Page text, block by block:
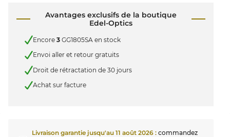
Avantages exclusifs de la boutique
Edel-Optics
Encore 3 GG1805SA en stock
Envoi aller et retour gratuits
Droit de rétractation de 30 jours
Achat sur facture
Livraison garantie jusqu'au 11 août 2026 : commandez